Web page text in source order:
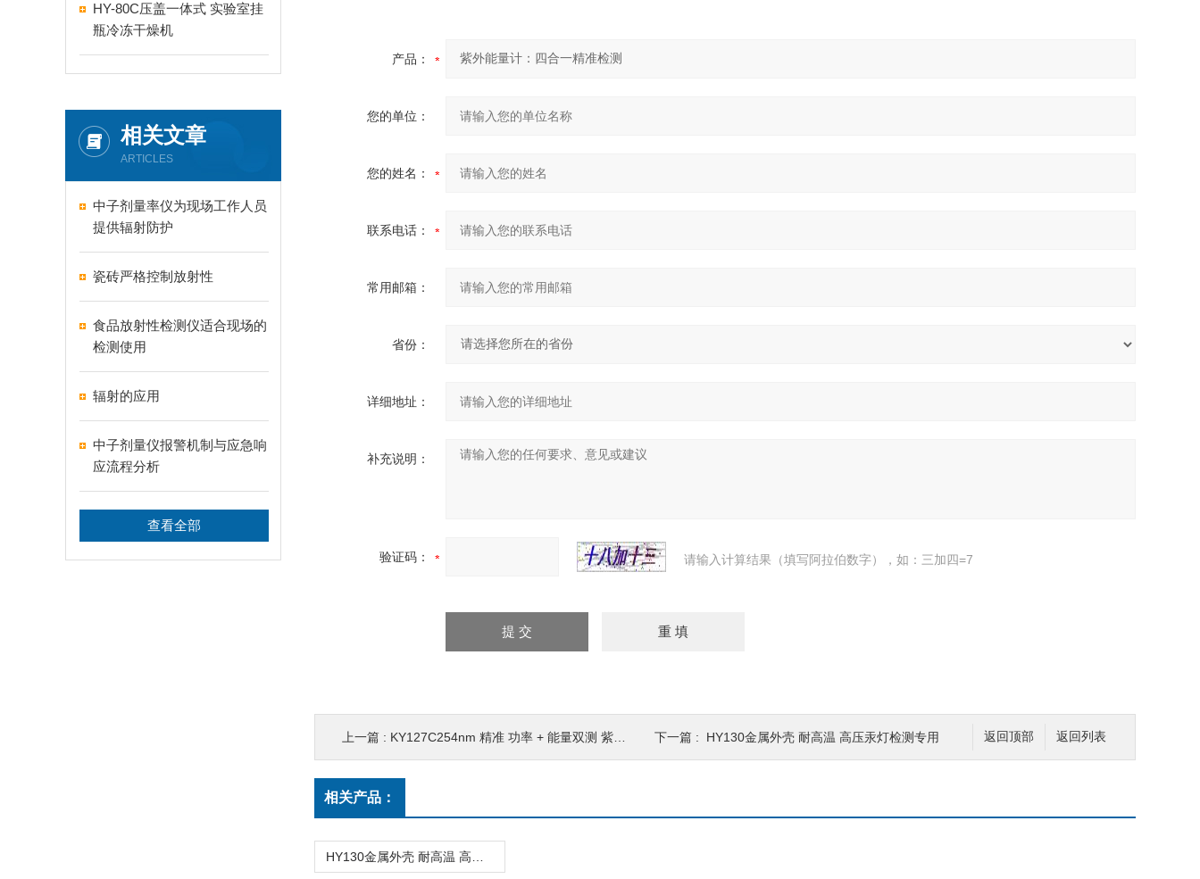
HY-80C压盖一体式 实验室挂
瓶冷冻干燥机
相关文章
ARTICLES
中子剂量率仪为现场工作人员
提供辐射防护
瓷砖严格控制放射性
食品放射性检测仪适合现场的
检测使用
辐射的应用
中子剂量仪报警机制与应急响
应流程分析
查看全部
产品：
您的单位：
您的姓名：
联系电话：
常用邮箱：
省份：
详细地址：
补充说明：
验证码： 请输入计算结果（填写阿拉伯数字），如：三加四=7
返回列表
返回顶部
上一篇 : KY127C254nm 精准 功率 + 能量双测 紫外测试仪 下一篇 : HY130金属外壳 耐高温 高压汞灯检测专用
相关产品：